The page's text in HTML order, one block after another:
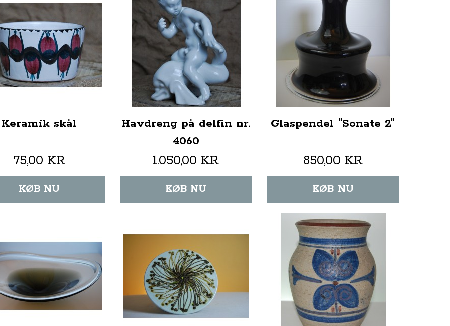
Keramik skål
75,00 KR
KØB NU
Havdreng på delfin nr.
4060
1.050,00 KR
KØB NU
Glaspendel "Sonate 2"
850,00 KR
KØB NU